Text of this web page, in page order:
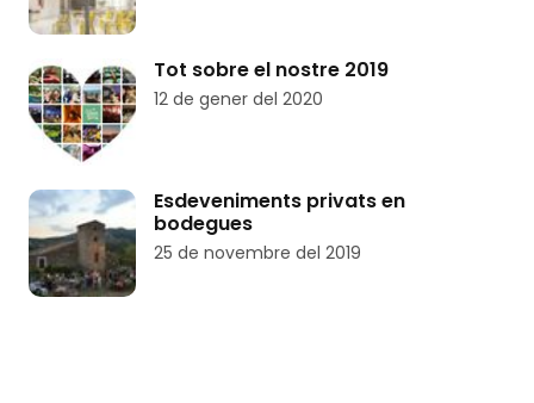
Tot sobre el nostre 2019
12 de gener del 2020
Esdeveniments privats en
bodegues
25 de novembre del 2019